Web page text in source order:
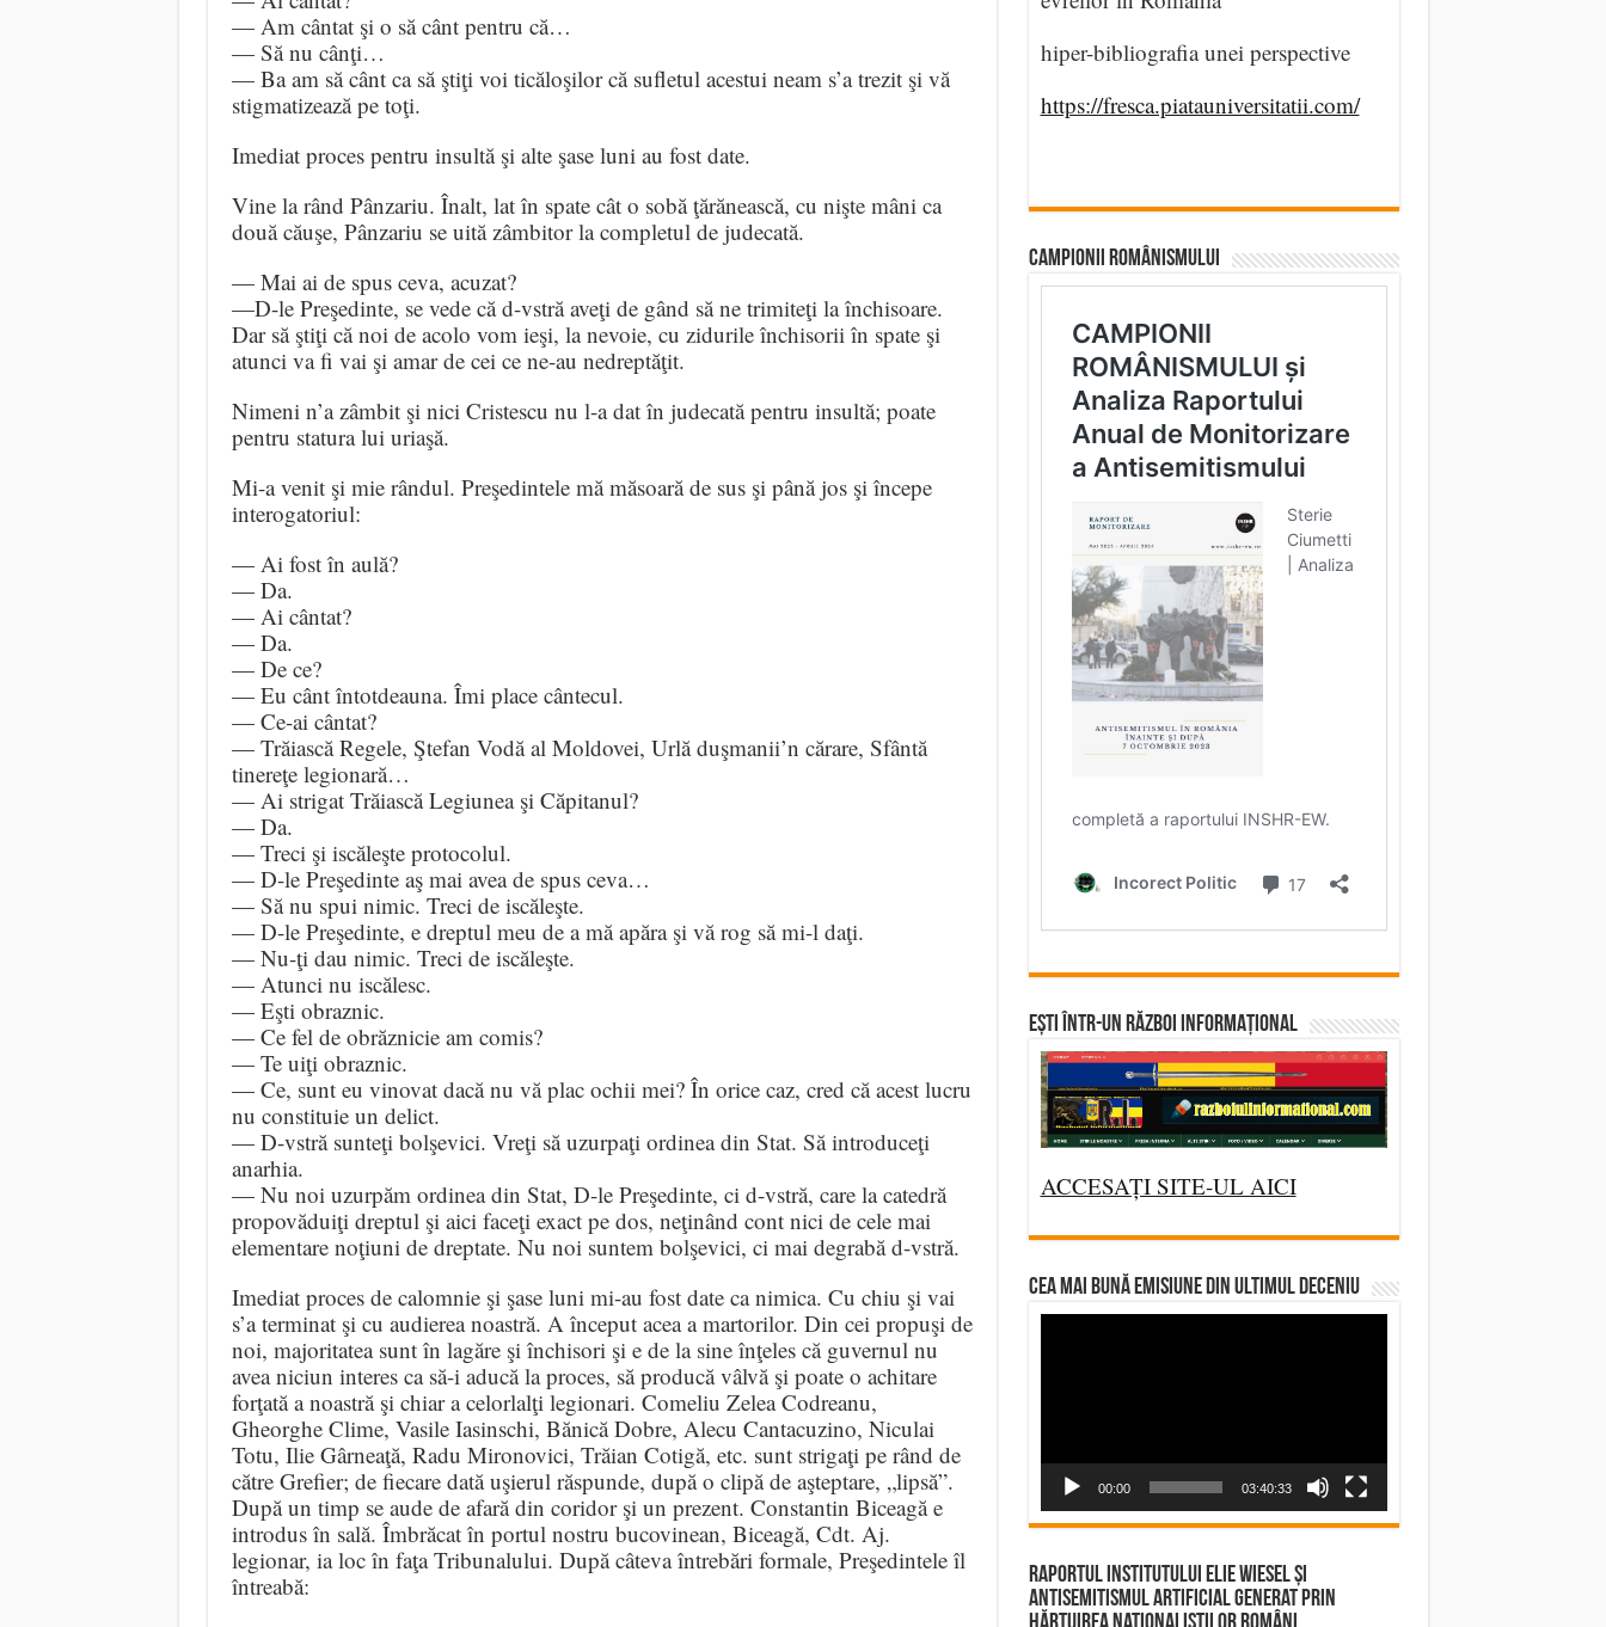
— Am cântat şi o să cânt pentru că…
— Să nu cânţi…
— Ba am să cânt ca să ştiţi voi ticăloşilor că sufletul acestui neam s’a trezit şi vă
stigmatizează pe toţi.
Imediat proces pentru insultă şi alte şase luni au fost date.
Vine la rând Pânzariu. Înalt, lat în spate cât o sobă ţărănească, cu nişte mâni ca
două căuşe, Pânzariu se uită zâmbitor la completul de judecată.
— Mai ai de spus ceva, acuzat?
—D-le Preşedinte, se vede că d-vstră aveţi de gând să ne trimiteţi la închisoare.
Dar să ştiţi că noi de acolo vom ieşi, la nevoie, cu zidurile închisorii în spate şi
atunci va fi vai şi amar de cei ce ne-au nedreptăţit.
Nimeni n’a zâmbit şi nici Cristescu nu l-a dat în judecată pentru insultă; poate
pentru statura lui uriaşă.
Mi-a venit şi mie rândul. Preşedintele mă măsoară de sus şi până jos şi începe
interogatoriul:
— Ai fost în aulă?
— Da.
— Ai cântat?
— Da.
— De ce?
— Eu cânt întotdeauna. Îmi place cântecul.
— Ce-ai cântat?
— Trăiască Regele, Ştefan Vodă al Moldovei, Urlă duşmanii’n cărare, Sfântă
tinereţe legionară…
— Ai strigat Trăiască Legiunea şi Căpitanul?
— Da.
— Treci şi iscăleşte protocolul.
— D-le Preşedinte aş mai avea de spus ceva…
— Să nu spui nimic. Treci de iscăleşte.
— D-le Preşedinte, e dreptul meu de a mă apăra şi vă rog să mi-l daţi.
— Nu-ţi dau nimic. Treci de iscăleşte.
— Atunci nu iscălesc.
— Eşti obraznic.
— Ce fel de obrăznicie am comis?
— Te uiţi obraznic.
— Ce, sunt eu vinovat dacă nu vă plac ochii mei? În orice caz, cred că acest lucru
nu constituie un delict.
— D-vstră sunteţi bolşevici. Vreţi să uzurpaţi ordinea din Stat. Să introduceţi
anarhia.
— Nu noi uzurpăm ordinea din Stat, D-le Preşedinte, ci d-vstră, care la catedră
propovăduiţi dreptul şi aici faceţi exact pe dos, neţinând cont nici de cele mai
elementare noţiuni de dreptate. Nu noi suntem bolşevici, ci mai degrabă d-vstră.
Imediat proces de calomnie şi şase luni mi-au fost date ca nimica. Cu chiu şi vai
s’a terminat şi cu audierea noastră. A început acea a martorilor. Din cei propuşi de
noi, majoritatea sunt în lagăre şi închisori şi e de la sine înţeles că guvernul nu
avea niciun interes ca să-i aducă la proces, să producă vâlvă şi poate o achitare
forţată a noastră şi chiar a celorlalţi legionari. Comeliu Zelea Codreanu,
Gheorghe Clime, Vasile Iasinschi, Bănică Dobre, Alecu Cantacuzino, Niculai
Totu, Ilie Gârneaţă, Radu Mironovici, Trăian Cotigă, etc. sunt strigaţi pe rând de
către Grefier; de fiecare dată uşierul răspunde, după o clipă de aşteptare, „lipsă”.
După un timp se aude de afară din coridor şi un prezent. Constantin Biceagă e
introdus în sală. Îmbrăcat în portul nostru bucovinean, Biceagă, Cdt. Aj.
legionar, ia loc în faţa Tribunalului. După câteva întrebări formale, Preşedintele îl
întreabă:
hiper-bibliografia unei perspective
https://fresca.piatauniversitatii.com/
CAMPIONII ROMÂNISMULUI
Ești într-un RĂZBOI INFORMAȚIONAL
ACCESAȚI SITE-UL AICI
CEA MAI BUNĂ EMISIUNE DIN ULTIMUL DECENIU
00:00 03:40:33
Raportul Institutului Elie Wiesel și
Antisemitismul Artificial Generat prin